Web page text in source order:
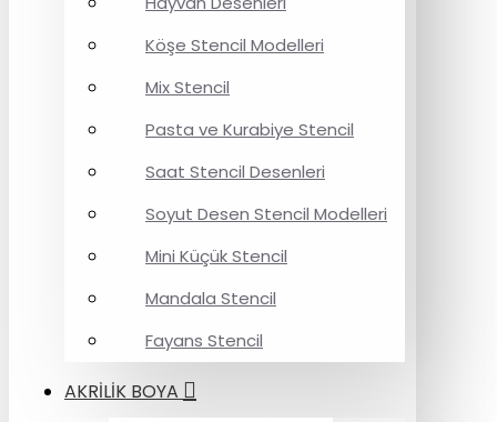
Köşe Stencil Modelleri
Mix Stencil
Pasta ve Kurabiye Stencil
Saat Stencil Desenleri
Soyut Desen Stencil Modelleri
Mini Küçük Stencil
Mandala Stencil
Fayans Stencil
AKRİLİK BOYA